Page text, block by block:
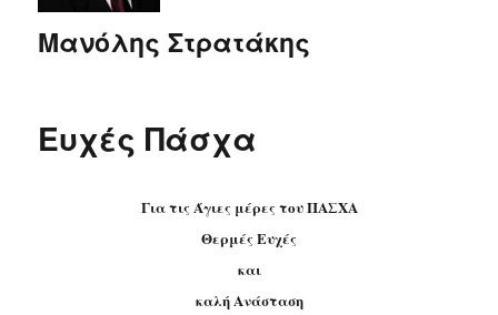
Μανόλης Στρατάκης
Ευχές Πάσχα
Για τις Άγιες μέρες του ΠΑΣΧΑ
Θερμές Ευχές
και
καλή Ανάσταση